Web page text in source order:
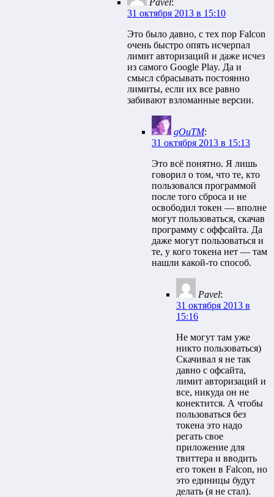
31 октября 2013 в 15:10
Это было давно, с тех пор Falcon
очень быстро опять исчерпал
лимит авторизаций и даже исчез
из самого Google Play. Да и
смысл сбрасывать постоянно
лимиты, если их все равно
забивают взломанные версии.
gOuTM:
31 октября 2013 в 15:13
Это всё понятно. Я лишь
говорил о том, что те, кто
пользовался программой
после того сброса и не
освободил токен — вполне
могут пользоваться, скачав
программу с оффсайта. Да
даже могут пользоваться и
те, у кого токена нет — там
нашли какой-то способ.
Pavel:
31 октября 2013 в
15:16
Не могут там уже
никто пользоваться)
Скачивал я не так
давно с офсайта,
лимит авторизаций и
все, никуда он не
конектится. А чтобы
пользоваться без
токена это надо
регать свое
приложение для
твиттера и вводить
его токен в Falcon, но
это единицы будут
делать (я не стал).